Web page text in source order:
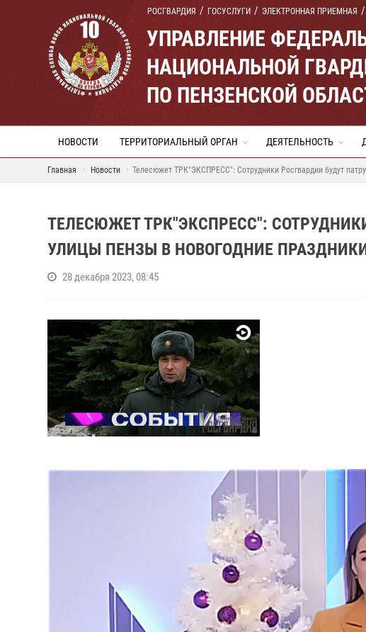
РОСГВАРДИЯ ГОСУСЛУГИ ЭЛЕКТРОННАЯ ПРИЕМНАЯ
УПРАВЛЕНИЕ
НАЦИОНАЛЬНОЙ
ПО ПЕНЗЕНСКОЙ
НОВОСТИ ТЕРРИТОРИАЛЬНЫЙ ОРГАН ДЕЯТЕЛЬНОСТЬ
Главная Новости Телесюжет ТРК"ЭКСПРЕСС": Сотрудники Росгвардии будут
ТЕЛЕСЮЖЕТ ТРК"ЭКСПРЕСС":
УЛИЦЫ ПЕНЗЫ В НОВОГОДНИЕ
28 декабря 2023, 08:45